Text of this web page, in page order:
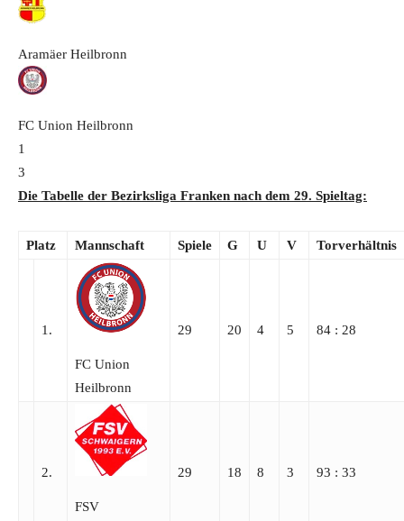
Aramäer Heilbronn
FC Union Heilbronn
1
3
Die Tabelle der Bezirksliga Franken nach dem 29. Spieltag:
Platz Mannschaft Spiele G U V Torverhältnis
1.
FC Union
Heilbronn
29 20 4 5 84 : 28
2.
FSV
29 18 8 3 93 : 33